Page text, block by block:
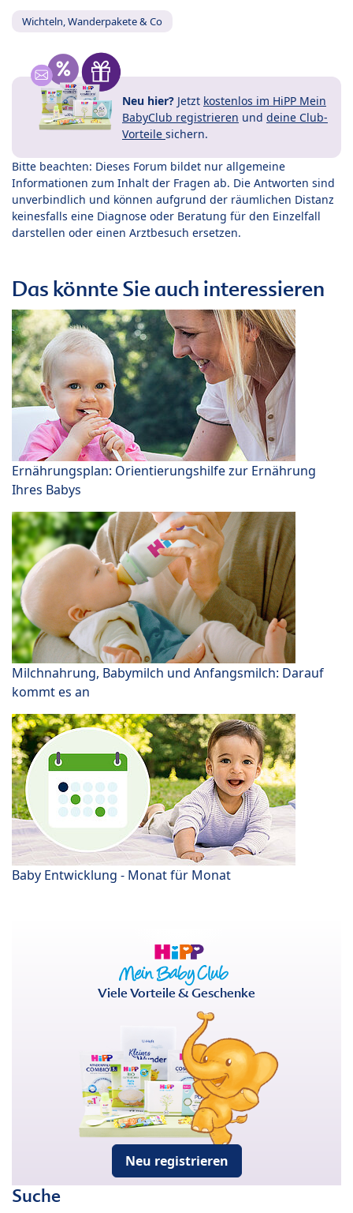
Wichteln, Wanderpakete & Co
Neu hier? Jetzt kostenlos im HiPP Mein
BabyClub registrieren und deine Club-
Vorteile sichern.
Bitte beachten: Dieses Forum bildet nur allgemeine
Informationen zum Inhalt der Fragen ab. Die Antworten sind
unverbindlich und können aufgrund der räumlichen Distanz
keinesfalls eine Diagnose oder Beratung für den Einzelfall
darstellen oder einen Arztbesuch ersetzen.
Das könnte Sie auch interessieren
Ernährungsplan: Orientierungshilfe zur Ernährung
Ihres Babys
Milchnahrung, Babymilch und Anfangsmilch: Darauf
kommt es an
Baby Entwicklung - Monat für Monat
Viele Vorteile & Geschenke
Neu registrieren
Suche